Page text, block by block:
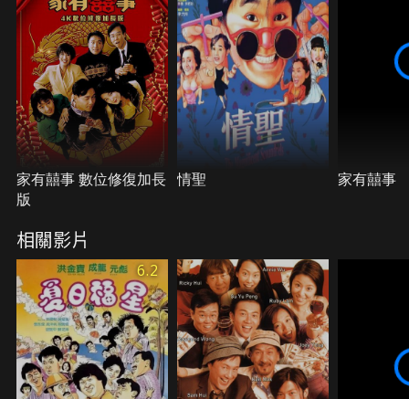
家有囍事 數位修復加長
版
情聖 家有囍事
相關影片
6.2